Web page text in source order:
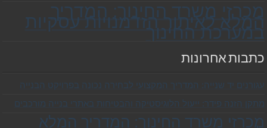
מכרזי משרד החינוך: המדריך
המלא לאיתור הזדמנויות עסקיות
במערכת החינוך
כתבות אחרונות
עגורנים יד שנייה: המדריך המקצועי לבחירה נכונה בפרויקט הבנייה
מתקן הזנה פידר: ייעול הלוגיסטיקה והבטיחות באתרי בנייה מורכבים
מכרזי משרד החינוך: המדריך המלא